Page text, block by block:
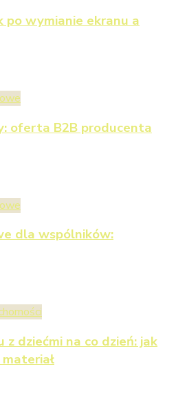
po wymianie ekranu a
oferta B2B producenta
dla wspólników:
z dziećmi na co dzień: jak